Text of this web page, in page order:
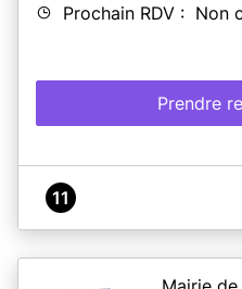
Prochain RDV : Non
Prendre
11